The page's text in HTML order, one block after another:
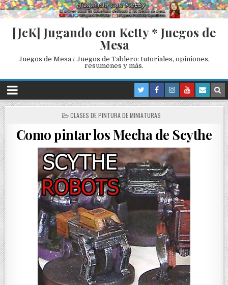
[JcK] Jugando con Ketty * Juegos de
Mesa
Juegos de Mesa / Juegos de Tablero: tutoriales, opiniones,
resumenes y más.
P
S
T
E
D
I
N
CLASES DE PINTURA DE MINIATURAS
Como pintar los Mecha de Scythe